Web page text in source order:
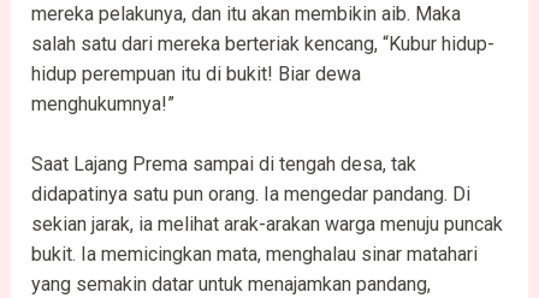
mereka pelakunya, dan itu akan membikin aib. Maka
salah satu dari mereka berteriak kencang, “Kubur hidup-
hidup perempuan itu di bukit! Biar dewa
menghukumnya!”
Saat Lajang Prema sampai di tengah desa, tak
didapatinya satu pun orang. Ia mengedar pandang. Di
sekian jarak, ia melihat arak-arakan warga menuju puncak
bukit. Ia memicingkan mata, menghalau sinar matahari
yang semakin datar untuk menajamkan pandang,